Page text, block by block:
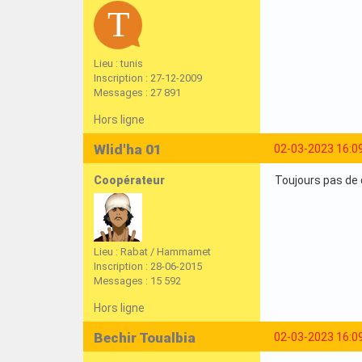
Lieu : tunis
Inscription : 27-12-2009
Messages : 27 891
Hors ligne
02-03-2023
Wlid'ha 01
Coopérateur
Lieu : Rabat / Hammamet
Inscription : 28-06-2015
Messages : 15 592
Toujours pas de
Hors ligne
02-03-2023
Bechir Toualbia